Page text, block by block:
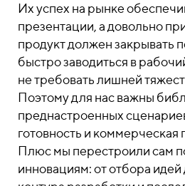
Их успех на рынке
презентации, а довольно
продукт должен закрывать
быстро заводиться в
не требовать лишней
Поэтому для нас важны
преднастроенных
готовность и
Плюс мы перестроили сам
инновациям: от отбора идей